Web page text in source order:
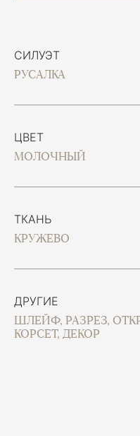
СИЛУЭТ
РУСАЛКА
ЦВЕТ
МОЛОЧНЫЙ
ТКАНЬ
КРУЖЕВО
ДРУГИЕ
ШЛЕЙФ, РАЗРЕЗ,
КОРСЕТ, ДЕКОР